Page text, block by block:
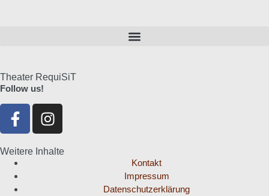
Theater RequiSiT
Follow us!
Weitere Inhalte
Kontakt
Impressum
Datenschutzerklärung